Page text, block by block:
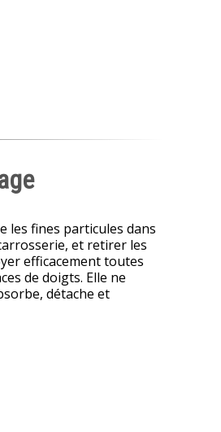
les fines particules dans
et retirer les
efficacement toutes
de doigts. Elle ne
détache et